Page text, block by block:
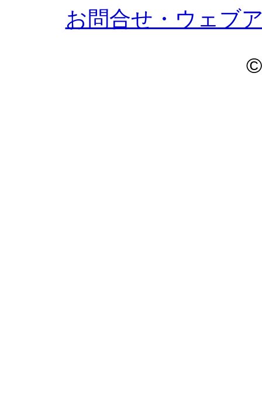
お問合せ・ウェブ